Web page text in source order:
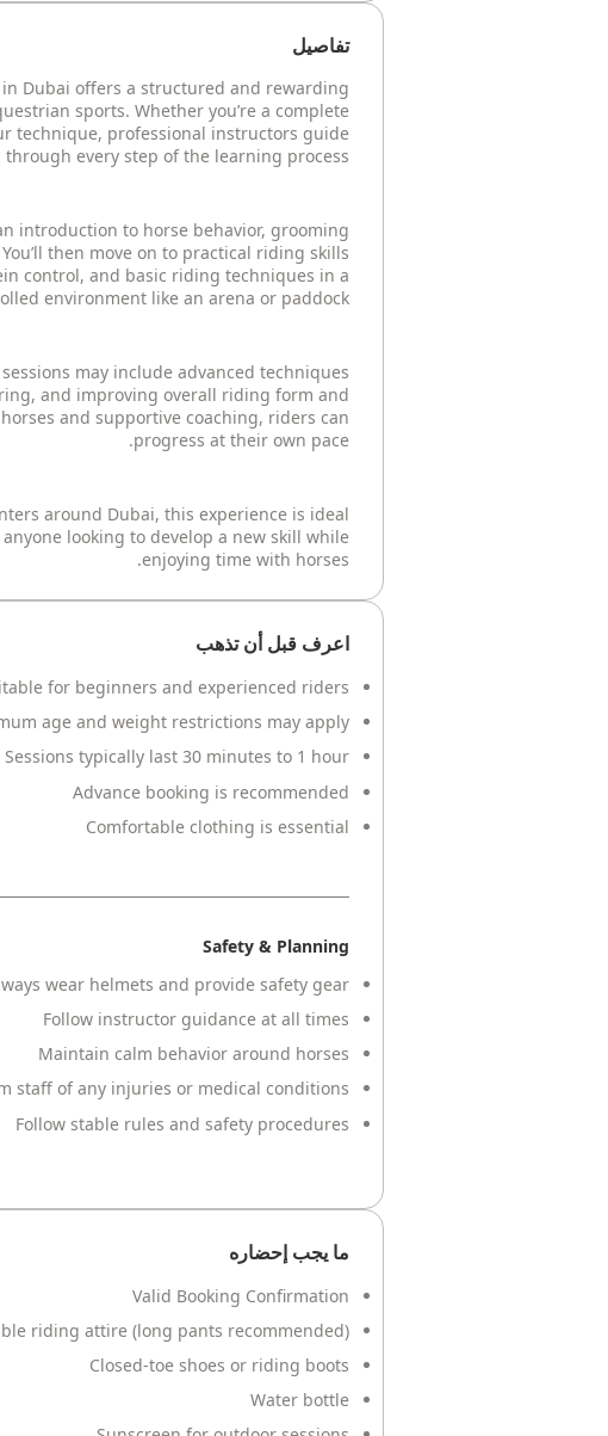
تفاصيل
Dubai offers a structured and rewarding
sports. Whether you’re a complete
technique, professional instructors guide
through every step of the learning process.
introduction to horse behavior, grooming
then move on to practical riding skills
control, and basic riding techniques in a
environment like an arena or paddock.
may include advanced techniques
and improving overall riding form and
and supportive coaching, riders can
progress at their own pace.
around Dubai, this experience is ideal
looking to develop a new skill while
enjoying time with horses.
اعرف قبل أن تذهب
for beginners and experienced riders
age and weight restrictions may apply
Sessions typically last 30 minutes to 1 hour
Advance booking is recommended
Comfortable clothing is essential
Safety & Planning
wear helmets and provide safety gear
Follow instructor guidance at all times
Maintain calm behavior around horses
staff of any injuries or medical conditions
Follow stable rules and safety procedures
ما يجب إحضاره
Valid Booking Confirmation
riding attire (long pants recommended)
Closed-toe shoes or riding boots
Water bottle